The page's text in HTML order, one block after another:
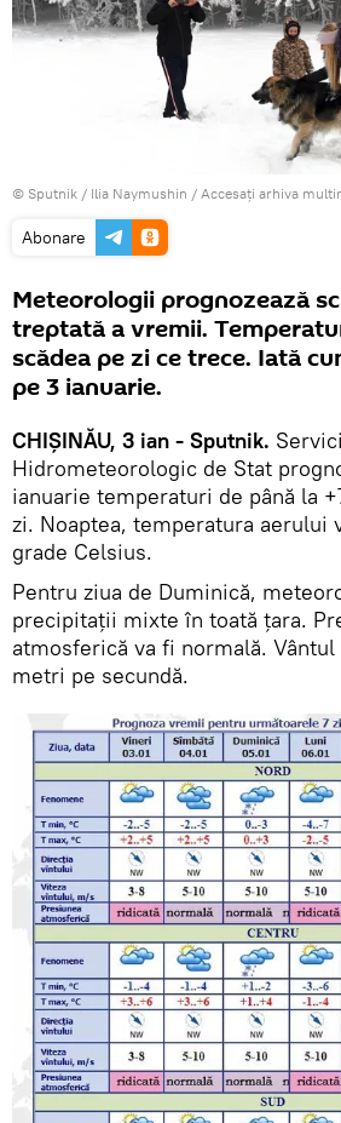
© Sputnik / Ilia Naymushin / Accesați arhiva
Abonare
Meteorologii prognozează
treptată a vremii.
scădea pe zi ce trece. Iată
pe 3 ianuarie.
CHIȘINĂU, 3 ian - Sputnik.
Hidrometeorologic de Stat
ianuarie temperaturi de până la
zi. Noaptea, temperatura aerului
grade Celsius.
Pentru ziua de Duminică,
precipitații mixte în toată țara.
atmosferică va fi normală. Vântul
metri pe secundă.